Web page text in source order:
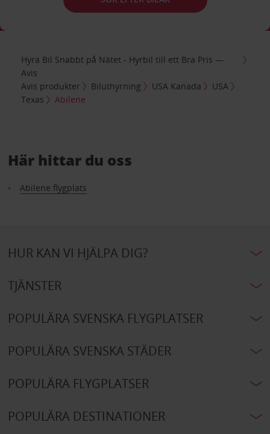
Hyra Bil Snabbt på Nätet - Hyrbil till ett Bra Pris —
Avis
Avis produkter
Biluthyrning USA Kanada
USA
Texas
Abilene
Här hittar du oss
Abilene flygplats
HUR KAN VI HJÄLPA DIG?
TJÄNSTER
POPULÄRA SVENSKA FLYGPLATSER
POPULÄRA SVENSKA STÄDER
POPULÄRA FLYGPLATSER
POPULÄRA DESTINATIONER